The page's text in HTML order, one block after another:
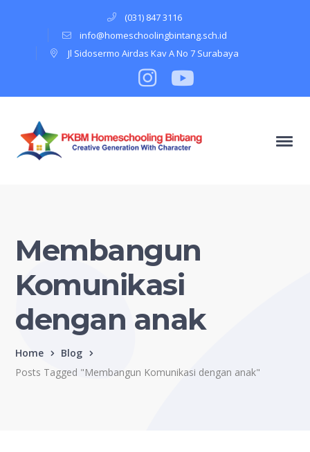
(031) 847 3116
info@homeschoolingbintang.sch.id
Jl Sidosermo Airdas Kav A No 7 Surabaya
Instagram
Profile
Youtube
Membangun
Komunikasi
dengan anak
Home
Blog
Posts Tagged "Membangun Komunikasi dengan anak"